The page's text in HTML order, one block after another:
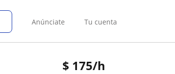
Anúnciate Tu cuenta
$ 175/h